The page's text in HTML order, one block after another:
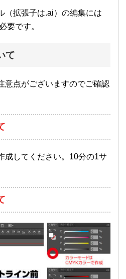
（拡張子は.ai）の編集には
要です。
て
意点がございますのでご確認
成してください。10分の1サ